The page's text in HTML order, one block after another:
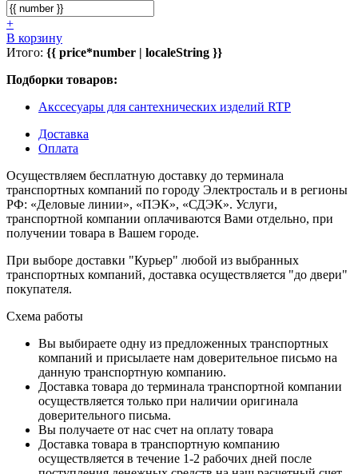
+
В корзину
Итого: {{ price*number | localeString }}
Подборки товаров:
Акссесуары для сантехнических изделий RTP
Доставка
Оплата
Осуществляем бесплатную доставку до терминала
транспортных компаний по городу Электросталь и в регионы
РФ: «Деловые линии», «ПЭК», «СДЭК». Услуги,
транспортной компании оплачиваются Вами отдельно, при
получении товара в Вашем городе.
При выборе доставки "Курьер" любой из выбранных
транспортных компаний, доставка осуществляется "до двери"
покупателя.
Схема работы
Вы выбираете одну из предложенных транспортных
компаний и присылаете нам доверительное письмо на
данную транспортную компанию.
Доставка товара до терминала транспортной компании
осуществляется только при наличии оригинала
доверительного письма.
Вы получаете от нас счет на оплату товара
Доставка товара в транспортную компанию
осуществляется в течение 1-2 рабочих дней после